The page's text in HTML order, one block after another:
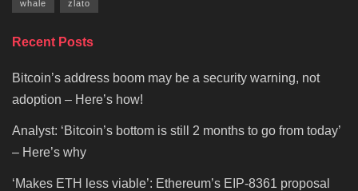
whale zlato
Recent Posts
Bitcoin’s address boom may be a security warning, not
adoption – Here’s how!
Analyst: ‘Bitcoin’s bottom is still 2 months to go from today’
– Here’s why
‘Makes ETH less viable’: Ethereum’s EIP-8361 proposal